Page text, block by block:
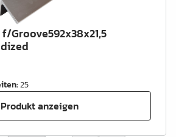
Groove592x38x21,5
:25
Produkt anzeigen